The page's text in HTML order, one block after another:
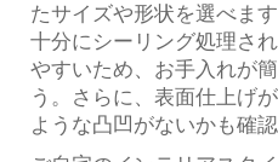
たサイズや形状を選べま
十分にシーリング処理さ
やすいため、お手入れが
う。さらに、表面仕上げ
ような凸凹がないかも確